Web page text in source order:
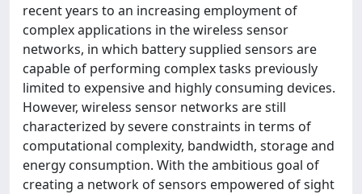
recent years to an increasing employment of
complex applications in the wireless sensor
networks, in which battery supplied sensors are
capable of performing complex tasks previously
limited to expensive and highly consuming devices.
However, wireless sensor networks are still
characterized by severe constraints in terms of
computational complexity, bandwidth, storage and
energy consumption. With the ambitious goal of
creating a network of sensors empowered of sight